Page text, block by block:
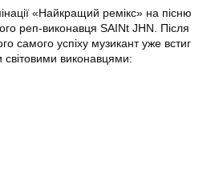
«Найкращий ремікс» на пісню
реп-виконавця SAINt JHN. Після
самого успіху музикант уже встиг
виконавцями: